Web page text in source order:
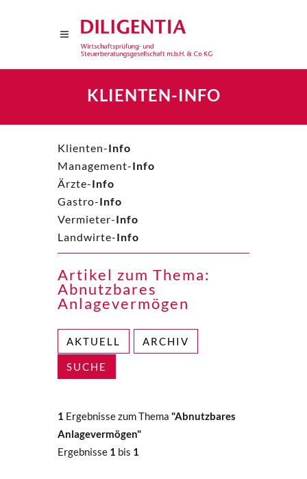
KLIENTEN-INFO
Klienten-Info
Management-Info
Ärzte-Info
Gastro-Info
Vermieter-Info
Landwirte-Info
Artikel zum Thema:
Abnutzbares
Anlagevermögen
AKTUELL ARCHIV
SUCHE
1 Ergebnisse zum Thema "Abnutzbares
Anlagevermögen"
Ergebnisse 1 bis 1